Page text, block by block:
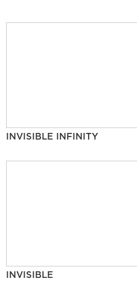
INVISIBLE INFINITY
INVISIBLE